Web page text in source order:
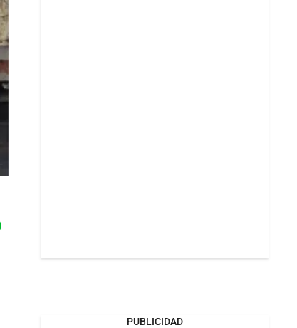
PUBLICIDAD